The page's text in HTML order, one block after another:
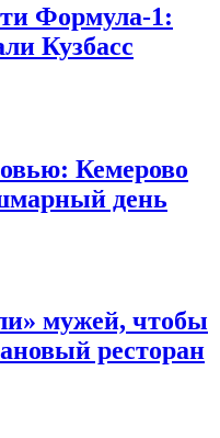
Формула-1:
Кузбасс
Кемерово
день
мужей, чтобы
ресторан